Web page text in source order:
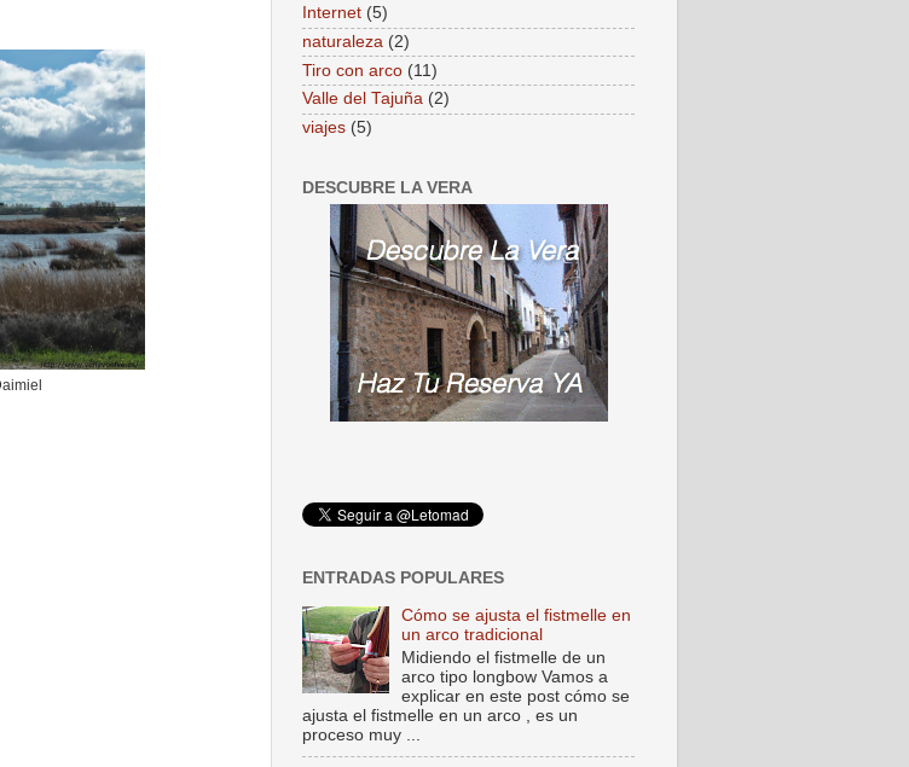
Internet (5)
naturaleza (2)
Tiro con arco (11)
Valle del Tajuña (2)
viajes (5)
DESCUBRE LA VERA
ENTRADAS POPULARES
Cómo se ajusta el fistmelle en
un arco tradicional
Midiendo el fistmelle de un
arco tipo longbow Vamos a
explicar en este post cómo se
ajusta el fistmelle en un arco , es un
proceso muy ...